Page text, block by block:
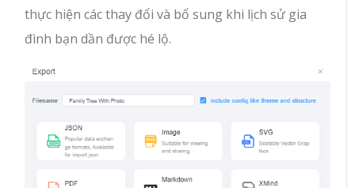
thực hiện các thay đổi và bổ sung khi lịch sử gia
đình bạn dần được hé lộ.